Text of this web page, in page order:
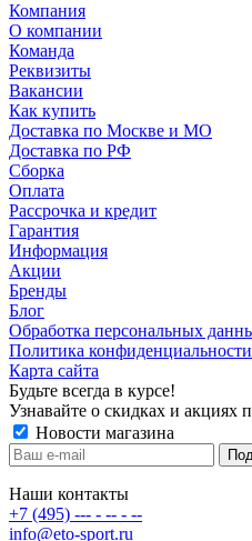
Компания
О компании
Команда
Реквизиты
Вакансии
Как купить
Доставка по Москве и МО
Доставка по РФ
Сборка
Оплата
Рассрочка и кредит
Гарантия
Информация
Акции
Бренды
Блог
Обработка персональных
Политика конфиденциальности
Карта сайта
Будьте всегда в курсе!
Узнавайте о скидках и акциях
Новости магазина
Наши контакты
+7 (495) --- - -- - --
info@eto-sport.ru